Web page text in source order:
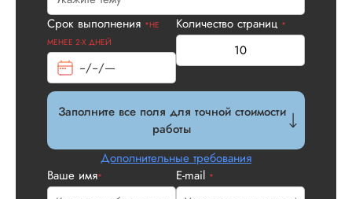
Срок выполнения *НЕ
МЕНЕЕ 2-Х ДНЕЙ
Количество страниц *
Заполните все поля для точной стоимости
работы
Дополнительные требования
Ваше имя* E-mail *